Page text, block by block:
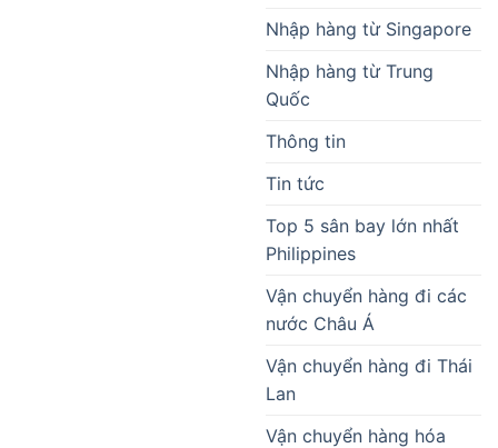
Nhập hàng từ Singapore
Nhập hàng từ Trung
Quốc
Thông tin
Tin tức
Top 5 sân bay lớn nhất
Philippines
Vận chuyển hàng đi các
nước Châu Á
Vận chuyển hàng đi Thái
Lan
Vận chuyển hàng hóa